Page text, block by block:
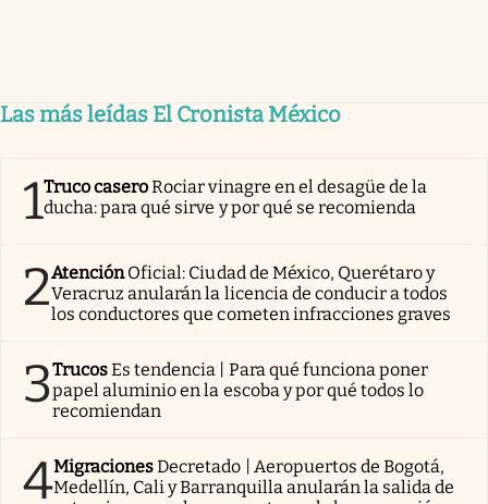
Las más leídas El Cronista México
1Truco caseroRociar vinagre en el desagüe de la
ducha: para qué sirve y por qué se recomienda
2AtenciónOficial: Ciudad de México, Querétaro y
Veracruz anularán la licencia de conducir a todos
los conductores que cometen infracciones graves
3TrucosEs tendencia | Para qué funciona poner
papel aluminio en la escoba y por qué todos lo
recomiendan
4MigracionesDecretado | Aeropuertos de Bogotá,
Medellín, Cali y Barranquilla anularán la salida de